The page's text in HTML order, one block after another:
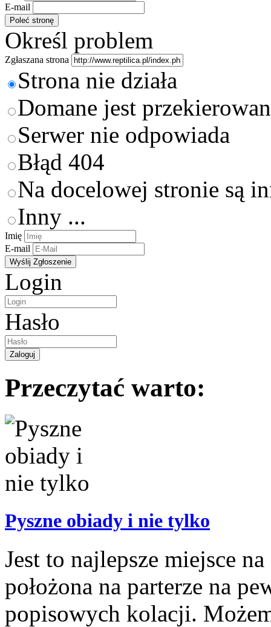
E-mail
Określ problem
Zgłaszana strona
Strona nie działa
Domane jest
Serwer nie odpowiada
Błąd 404
Na docelowej stronie są
Inny ...
Imię
E-mail
Login
Hasło
Przeczytać warto:
Pyszne obiady i nie tylko
Jest to najlepsze miejsce
położona na parterze na
popisowych kolacji.